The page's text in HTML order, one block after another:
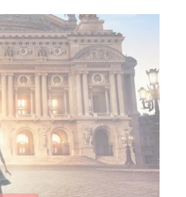
il seguito di Ballerina